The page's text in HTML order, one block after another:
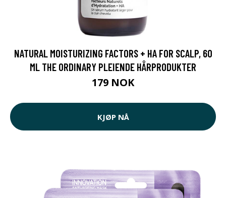
NATURAL MOISTURIZING FACTORS + HA FOR SCALP, 60
ML THE ORDINARY PLEIENDE HÅRPRODUKTER
179 NOK
KJØP NÅ